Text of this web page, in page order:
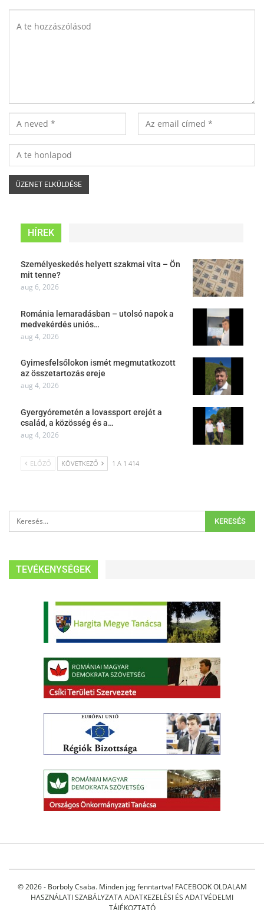
HÍREK
Személyeskedés helyett szakmai vita – Ön
mit tenne?
aug 6, 2026
Románia lemaradásban – utolsó napok a
medvekérdés uniós…
aug 4, 2026
Gyimesfelsőlokon ismét megmutatkozott
az összetartozás ereje
aug 4, 2026
Gyergyóremetén a lovassport erejét a
család, a közösség és a…
aug 4, 2026
ELŐZŐ KÖVETKEZŐ 1 A 1 414
TEVÉKENYSÉGEK
© 2026 - Borboly Csaba. Minden jog fenntartva! FACEBOOK OLDALAM
HASZNÁLATI SZABÁLYZATAADATKEZELÉSI ÉS ADATVÉDELMI
TÁJÉKOZTATÓ